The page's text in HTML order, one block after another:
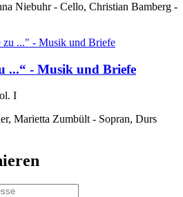
Niebuhr - Cello, Christian Bamberg -
...“ - Musik und Briefe
I
Marietta Zumbült - Sopran, Durs